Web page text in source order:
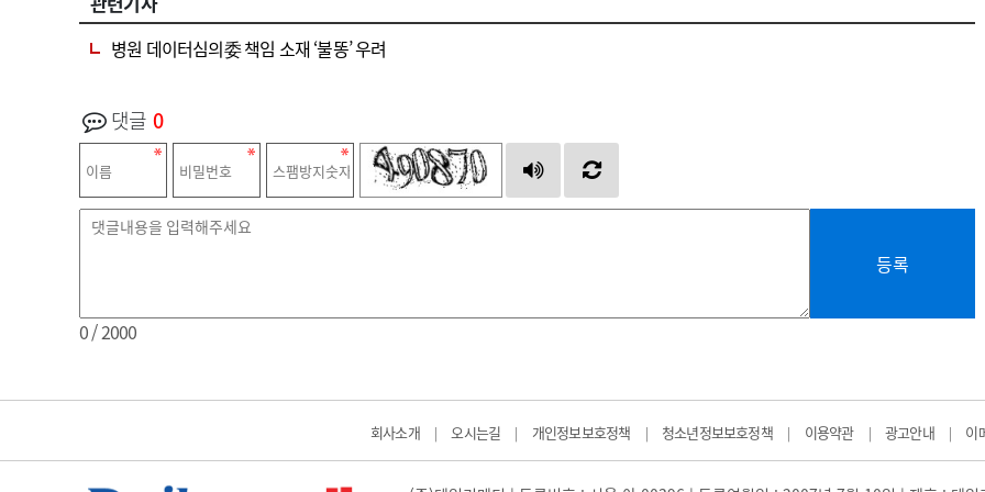
병원 데이터심의委 책임 소재 ‘불똥’ 우려
댓글 0
등록
0/ 2000
회사소개 | 오시는길 | 개인정보보호정책 | 청소년정보보호정책 | 이용약관 | 광고안내 | 이